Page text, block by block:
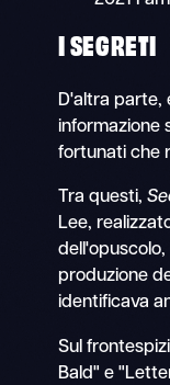
I SEGRETI
D'altra parte,
informazione
fortunati che
Tra questi,
Lee,
produzione
identificava
Sul
Bald" e